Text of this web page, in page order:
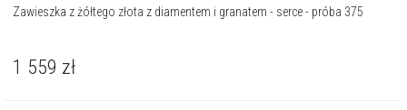
Zawieszka z żółtego złota z diamentem i granatem - serce - próba 375
1 559 zł